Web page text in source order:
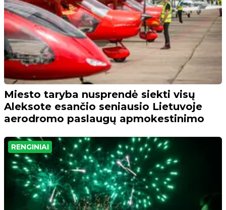
Miesto taryba nusprendė siekti visų
Aleksote esančio seniausio Lietuvoje
aerodromo paslaugų apmokestinimo
RENGINIAI